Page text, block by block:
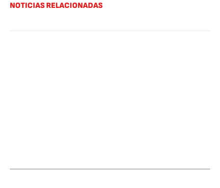
NOTICIAS RELACIONADAS